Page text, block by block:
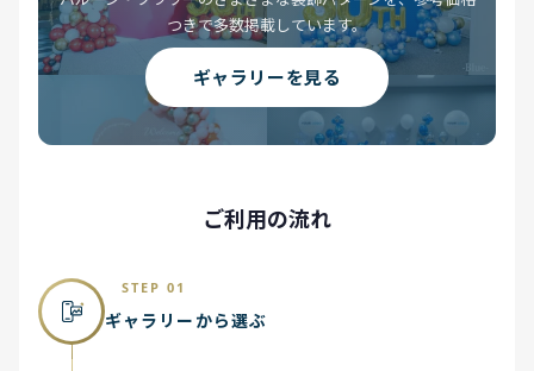
つきで多数掲載しています。
ギャラリーを見る
ご利用の流れ
STEP 01
ギャラリーから選ぶ